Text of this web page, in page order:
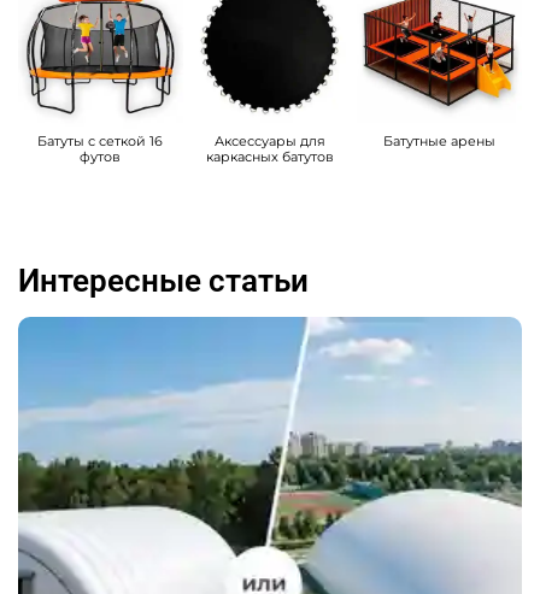
Батуты с сеткой 16
футов
Аксессуары для
каркасных батутов
Батутные арены
Интересные статьи